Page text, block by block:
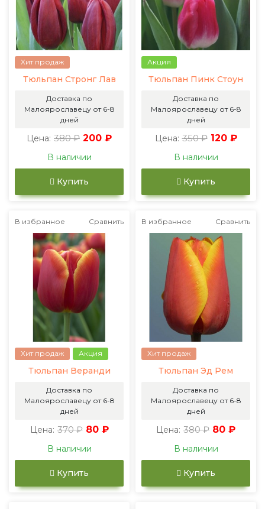
Хит продаж
Тюльпан Стронг Лав
Доставка по
Малоярославецу от 6-8
дней
Цена: 380 ₽ 200 ₽
В наличии
Купить
Акция
Тюльпан Пинк Стоун
Доставка по
Малоярославецу от 6-8
дней
Цена: 350 ₽ 120 ₽
В наличии
Купить
В избранное Сравнить
Хит продаж Акция
Тюльпан Веранди
Доставка по
Малоярославецу от 6-8
дней
Цена: 370 ₽ 80 ₽
В наличии
Купить
В избранное Сравнить
Хит продаж
Тюльпан Эд Рем
Доставка по
Малоярославецу от 6-8
дней
Цена: 380 ₽ 80 ₽
В наличии
Купить